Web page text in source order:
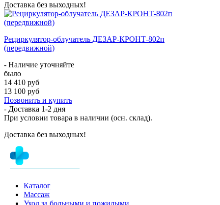
Доставка без выходных!
Рециркулятор-облучатель ДЕЗАР-КРОНТ-802п
(передвижной)
- Наличие уточняйте
было
14 410 руб
13 100 руб
Позвонить и купить
- Доставка 1-2 дня
При условии товара в наличии (осн. склад).
Доставка без выходных!
Каталог
Массаж